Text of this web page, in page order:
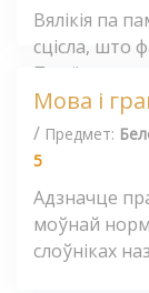
Вялікія па
сцісла, што
Прыём, пры
Мова і
/ Предмет:
5
Адзначце
моўнай
слоўніках